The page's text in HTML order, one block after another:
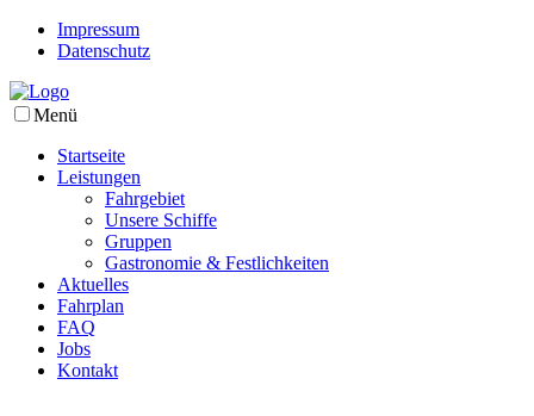
Impressum
Datenschutz
Menü
Startseite
Leistungen
Fahrgebiet
Unsere Schiffe
Gruppen
Gastronomie & Festlichkeiten
Aktuelles
Fahrplan
FAQ
Jobs
Kontakt